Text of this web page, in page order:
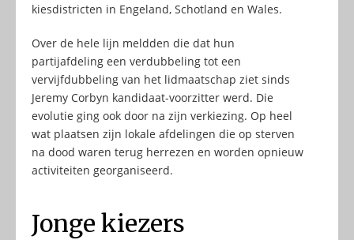
kiesdistricten in Engeland, Schotland en Wales.
Over de hele lijn meldden die dat hun
partijafdeling een verdubbeling tot een
vervijfdubbeling van het lidmaatschap ziet sinds
Jeremy Corbyn kandidaat-voorzitter werd. Die
evolutie ging ook door na zijn verkiezing. Op heel
wat plaatsen zijn lokale afdelingen die op sterven
na dood waren terug herrezen en worden opnieuw
activiteiten georganiseerd.
Jonge kiezers